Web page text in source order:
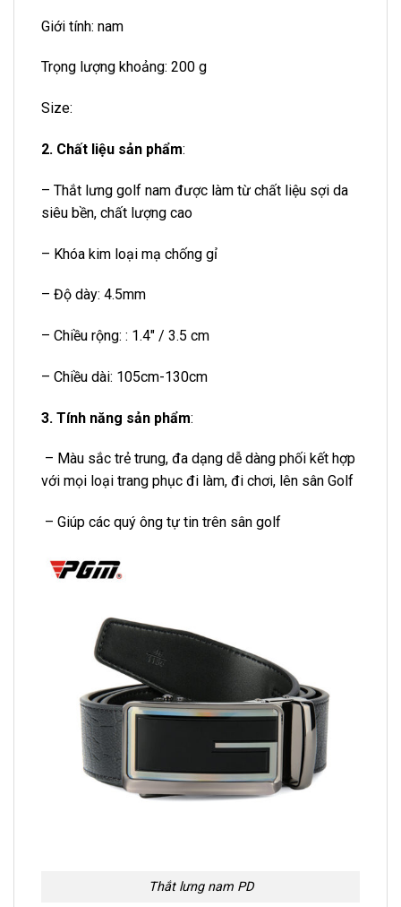
️Giới tính: nam
️Trọng lượng khoảng: 200 g
️Size:
2. Chất liệu sản phẩm:
– Thắt lưng golf nam được làm từ chất liệu sợi da
siêu bền, chất lượng cao
– Khóa kim loại mạ chống gỉ
– Độ dày: 4.5mm
– Chiều rộng: : 1.4″ / 3.5 cm
– Chiều dài: 105cm-130cm
3. Tính năng sản phẩm:
– Màu sắc trẻ trung, đa dạng dễ dàng phối kết hợp
với mọi loại trang phục đi làm, đi chơi, lên sân Golf
– Giúp các quý ông tự tin trên sân golf
Thắt lưng nam PD